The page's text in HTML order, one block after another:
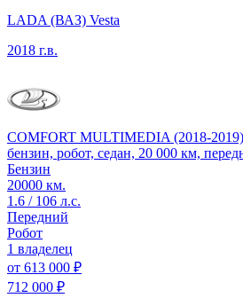
LADA (ВАЗ) Vesta
2018 г.в.
COMFORT MULTIMEDIA (2018-
бензин, робот, седан, 20 000 км,
Бензин
20000 км.
1.6 / 106 л.с.
Передний
Робот
1 владелец
от 613 000 ₽
712 000 ₽